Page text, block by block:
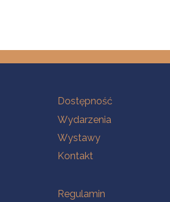
Na skróty
Dostępność
Wydarzenia
Wystawy
Kontakt
Na skróty
Regulamin